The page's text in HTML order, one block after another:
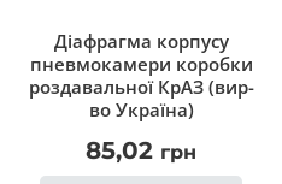
Діафрагма корпусу
пневмокамери коробки
роздавальної КрАЗ (вир-
во Україна)
85,02 грн